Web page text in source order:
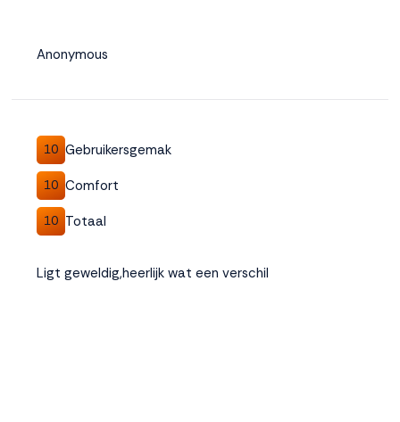
Anonymous
10 Gebruikersgemak
10 Comfort
10 Totaal
Ligt geweldig,heerlijk wat een verschil